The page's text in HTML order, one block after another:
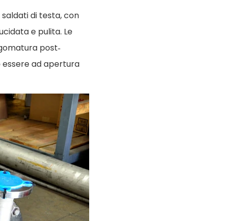
saldati di testa, con
e pulita. Le
post-
essere ad apertura